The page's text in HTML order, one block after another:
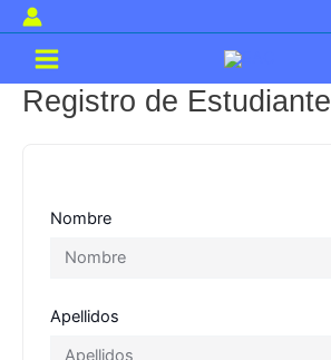
al
contenido
Main
Menu
Registro de Estudiante
Nombre
Apellidos